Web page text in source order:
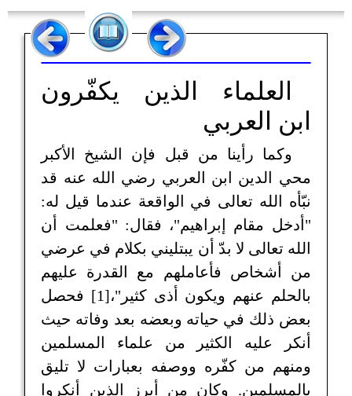
العلماء الذين يكفّرون
ابن العربي
وكما رأينا من قبل فإن الشيخ الأكبر
محي الدين ابن العربي رضي الله عنه قد
نبّأه الله تعالى في الواقعة عندما قيل له:
"أدخل مقام إبراهيم"، فقال: "فعلمت أن
الله تعالى لا بدّ أن يبتليني بكلام في عرضي
من أشخاص فأعاملهم مع القدرة عليهم
بالحلم عنهم ويكون أذى كثير"،[1] فحصل
بعض ذلك في حياته وبعضه بعد وفاته حيث
أنكر عليه الكثير من علماء المسلمين
ومنهم من كفّره ووصفه بعبارات لا تليق
بالمسلمين. وكان من أبرز الذين أنكروا